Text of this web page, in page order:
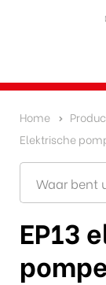
Home
Elektrische
EP13